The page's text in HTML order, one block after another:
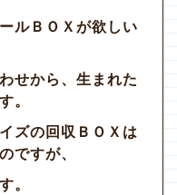
ルＢＯＸが欲しい
せから、生まれた
。
ズの回収ＢＯＸは
ですが、
。